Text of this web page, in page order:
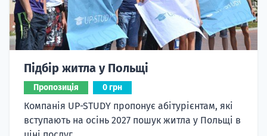
Підбір житла у Польщі
Пропозиція 0 грн
Компанія UP-STUDY пропонує абітурієнтам, які
вступають на осінь 2027 пошук житла у Польщі в